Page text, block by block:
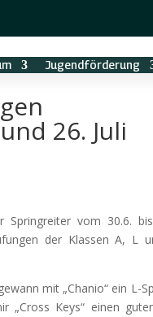
Jugendförderung
26. Juli
Springreiter vom 30.6.
der KlassenA, L
mit „Chanio“ ein L-
„Cross Keys“ einen